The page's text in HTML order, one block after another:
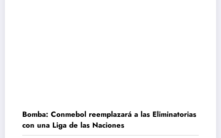
Bomba: Conmebol reemplazará a las Eliminatorias
con una Liga de las Naciones